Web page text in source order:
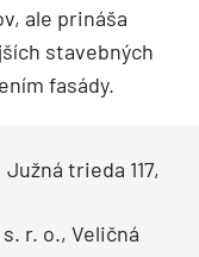
ale prináša
stavebných
fasády.
trieda 117,
s. r. o., Veličná